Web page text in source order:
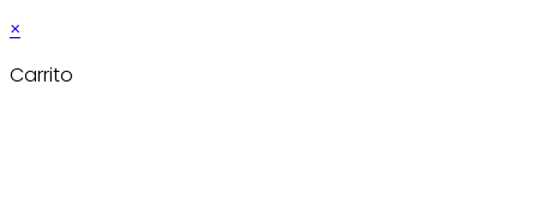
×
Carrito